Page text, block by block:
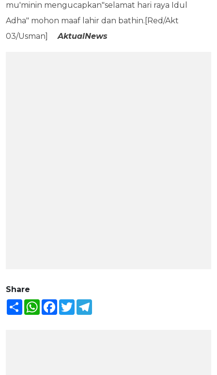
mu'minin mengucapkan"selamat hari raya Idul
Adha" mohon maaf lahir dan bathin.[Red/Akt
03/Usman]AktualNews
Share
Share WhatsAppFacebook
Twitter